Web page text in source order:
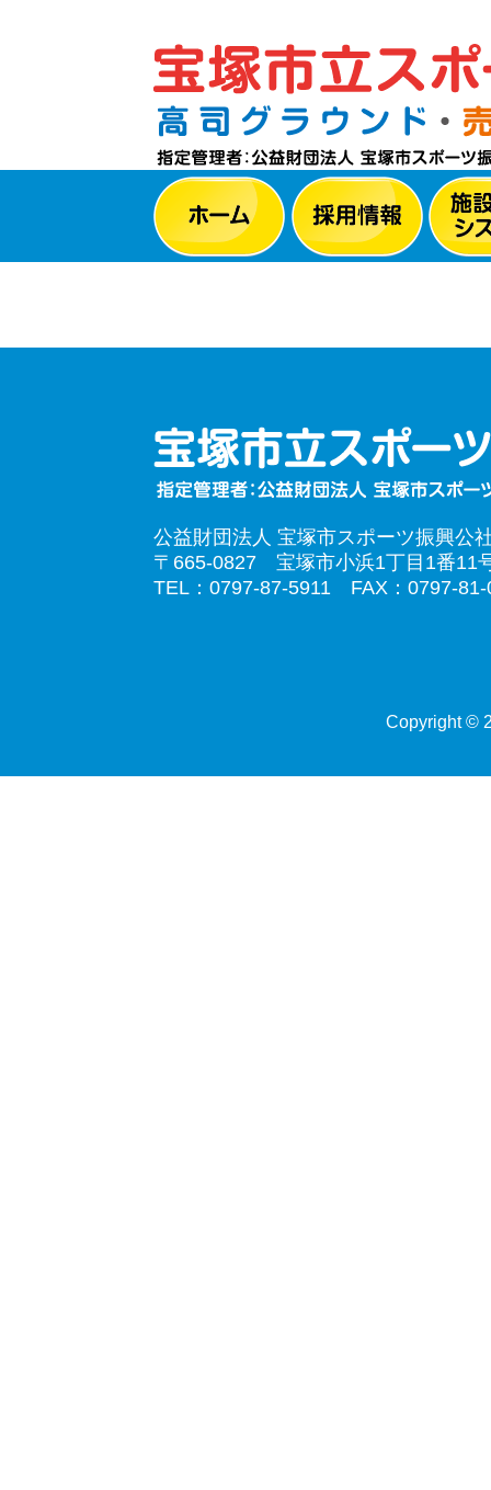
公益財団法人 宝塚市スポーツ振興公
〒665-0827 宝塚市小浜1丁目1番11
TEL：0797-87-5911 FAX：0797-81-
Copyright ©